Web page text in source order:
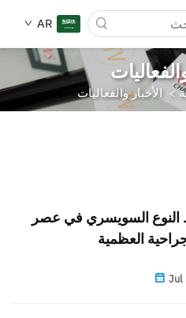
AR
> الأخبار والفعاليات
السويسري في عصر
العظمية
Jul